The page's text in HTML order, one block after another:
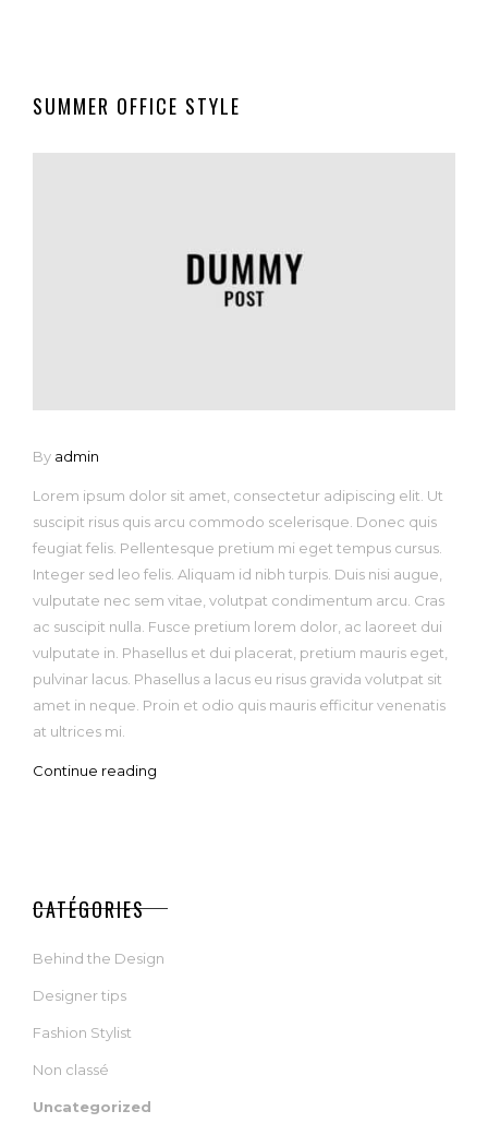
SUMMER OFFICE STYLE
By admin
Lorem ipsum dolor sit amet, consectetur adipiscing elit. Ut
suscipit risus quis arcu commodo scelerisque. Donec quis
feugiat felis. Pellentesque pretium mi eget tempus cursus.
Integer sed leo felis. Aliquam id nibh turpis. Duis nisi augue,
vulputate nec sem vitae, volutpat condimentum arcu. Cras
ac suscipit nulla. Fusce pretium lorem dolor, ac laoreet dui
vulputate in. Phasellus et dui placerat, pretium mauris eget,
pulvinar lacus. Phasellus a lacus eu risus gravida volutpat sit
amet in neque. Proin et odio quis mauris efficitur venenatis
at ultrices mi.
Continue reading
CATÉGORIES
Behind the Design
Designer tips
Fashion Stylist
Non classé
Uncategorized